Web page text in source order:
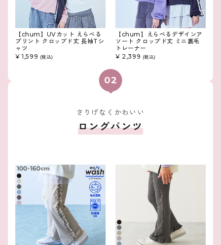
【chum】UVカット えらべる
プリント クロップド丈 長袖Tシ
ャツ
¥ 1,599 (税込)
【chum】えらべるデザインア
ソート クロップド丈 ミニ裏毛
トレーナー
¥ 2,399 (税込)
さりげなくかわいい
ロングパンツ